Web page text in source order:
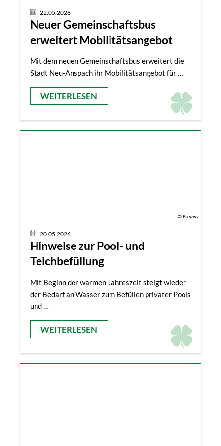
22.05.2026
Neuer Gemeinschaftsbus
erweitert Mobilitätsangebot
Mit dem neuen Gemeinschaftsbus erweitert die
Stadt Neu-Anspach ihr Mobilitätsangebot für …
WEITERLESEN
© Pixabay
20.05.2026
Hinweise zur Pool- und
Teichbefüllung
Mit Beginn der warmen Jahreszeit steigt wieder
der Bedarf an Wasser zum Befüllen privater Pools
und …
WEITERLESEN